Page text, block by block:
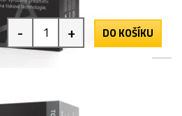
- + DO KOŠÍKU